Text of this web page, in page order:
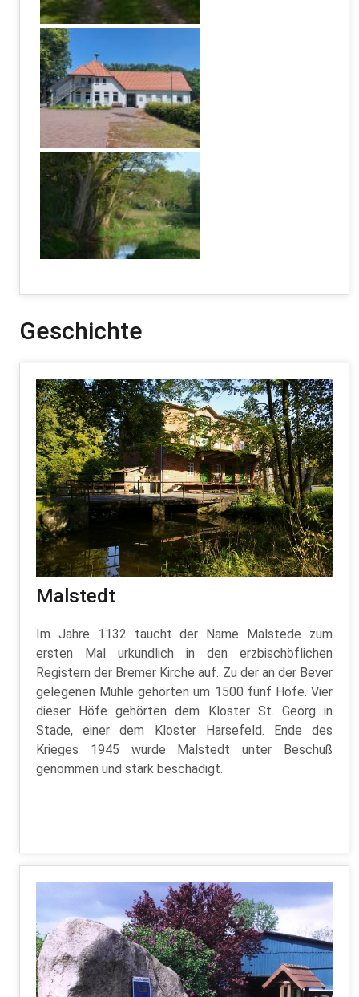
Geschichte
Malstedt
Im Jahre 1132 taucht der Name Malstede zum
ersten Mal urkundlich in den erzbischöflichen
Registern der Bremer Kirche auf. Zu der an der Bever
gelegenen Mühle gehörten um 1500 fünf Höfe. Vier
dieser Höfe gehörten dem Kloster St. Georg in
Stade, einer dem Kloster Harsefeld. Ende des
Krieges 1945 wurde Malstedt unter Beschuß
genommen und stark beschädigt.